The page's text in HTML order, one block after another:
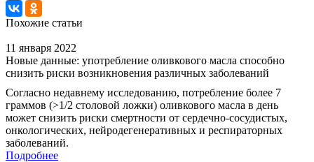
Похожие статьи
11 января 2022
Новые данные: употребление оливкового масла способно
снизить риски возникновения различных заболеваний
Согласно недавнему исследованию, потребление более 7
граммов (>1/2 столовой ложки) оливкового масла в день
может снизить риски смертности от сердечно-сосудистых,
онкологических, нейродегенеративных и респираторных
заболеваний.
Подробнее